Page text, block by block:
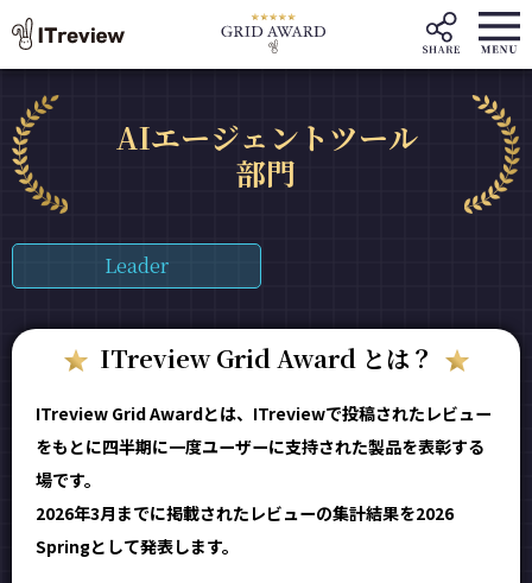
AIエージェントツール
部門
Leader
ITreview Grid Award とは？
ITreview Grid Awardとは、ITreviewで投稿されたレビュー
をもとに四半期に一度ユーザーに支持された製品を表彰する
場です。
2026年3月までに掲載されたレビューの集計結果を2026
Springとして発表します。